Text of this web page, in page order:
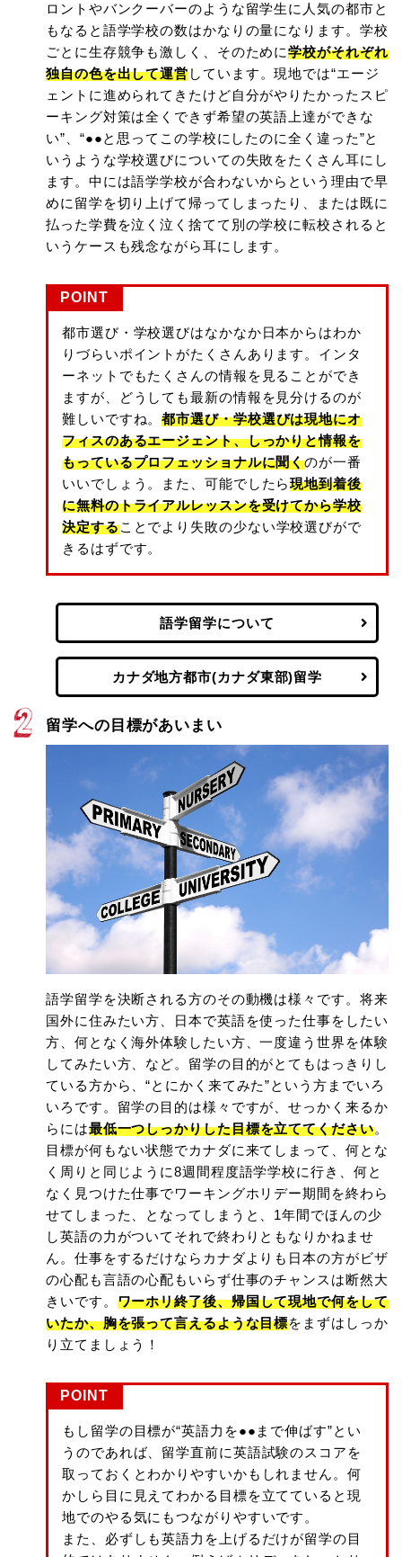
ロントやバンクーバーのような留学生に人気の都市と
もなると語学学校の数はかなりの量になります。学校
ごとに生存競争も激しく、そのために学校がそれぞれ
独自の色を出して運営しています。現地では“エージ
ェントに進められてきたけど自分がやりたかったスピ
ーキング対策は全くできず希望の英語上達ができな
い”、“●●と思ってこの学校にしたのに全く違った”と
いうような学校選びについての失敗をたくさん耳にし
ます。中には語学学校が合わないからという理由で早
めに留学を切り上げて帰ってしまったり、または既に
払った学費を泣く泣く捨てて別の学校に転校されると
いうケースも残念ながら耳にします。
POINT
都市選び・学校選びはなかなか日本からはわか
りづらいポイントがたくさんあります。インタ
ーネットでもたくさんの情報を見ることができ
ますが、どうしても最新の情報を見分けるのが
難しいですね。都市選び・学校選びは現地にオ
フィスのあるエージェント、しっかりと情報を
もっているプロフェッショナルに聞くのが一番
いいでしょう。また、可能でしたら現地到着後
に無料のトライアルレッスンを受けてから学校
決定することでより失敗の少ない学校選びがで
きるはずです。
語学留学について
カナダ地方都市(カナダ東部)留学
留学への目標があいまい
語学留学を決断される方のその動機は様々です。将来
国外に住みたい方、日本で英語を使った仕事をしたい
方、何となく海外体験したい方、一度違う世界を体験
してみたい方、など。留学の目的がとてもはっきりし
ている方から、“とにかく来てみた”という方までいろ
いろです。留学の目的は様々ですが、せっかく来るか
らには最低一つしっかりした目標を立ててください。
目標が何もない状態でカナダに来てしまって、何とな
く周りと同じように8週間程度語学学校に行き、何と
なく見つけた仕事でワーキングホリデー期間を終わら
せてしまった、となってしまうと、1年間でほんの少
し英語の力がついてそれで終わりともなりかねませ
ん。仕事をするだけならカナダよりも日本の方がビザ
の心配も言語の心配もいらず仕事のチャンスは断然大
きいです。 ワーホリ終了後、帰国して現地で何をして
いたか、胸を張って言えるような目標をまずはしっか
り立てましょう！
POINT
もし留学の目標が“英語力を●●まで伸ばす”とい
うのであれば、留学直前に英語試験のスコアを
取っておくとわかりやすいかもしれません。何
かしら目に見えてわかる目標を立てていると現
地でのやる気にもつながりやすいです。
また、必ずしも英語力を上げるだけが留学の目